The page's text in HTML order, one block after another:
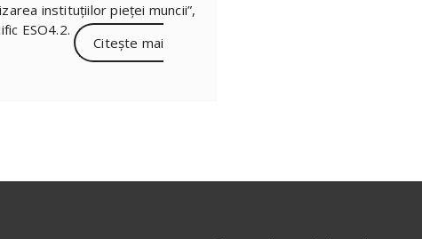
instituțiilor pieței muncii”,
ESO4.2.
Citește mai